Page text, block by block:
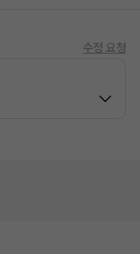
수정 요청